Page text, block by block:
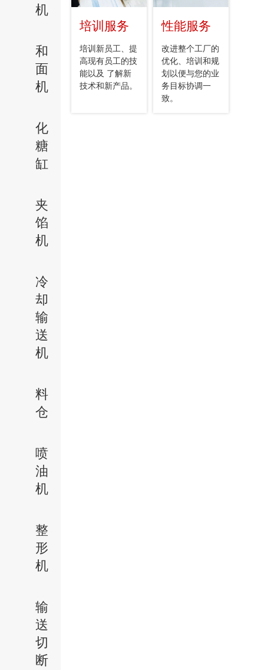
机
和
面
机
化
糖
缸
夹
馅
机
冷
却
输
送
机
料
仓
喷
油
机
整
形
机
输
送
切
断
培训服务
培训新员工、提
高现有员工的技
能以及 了解新
技术和新产品。
性能服务
改进整个工厂的
优化、培训和规
划以便与您的业
务目标协调一
致。